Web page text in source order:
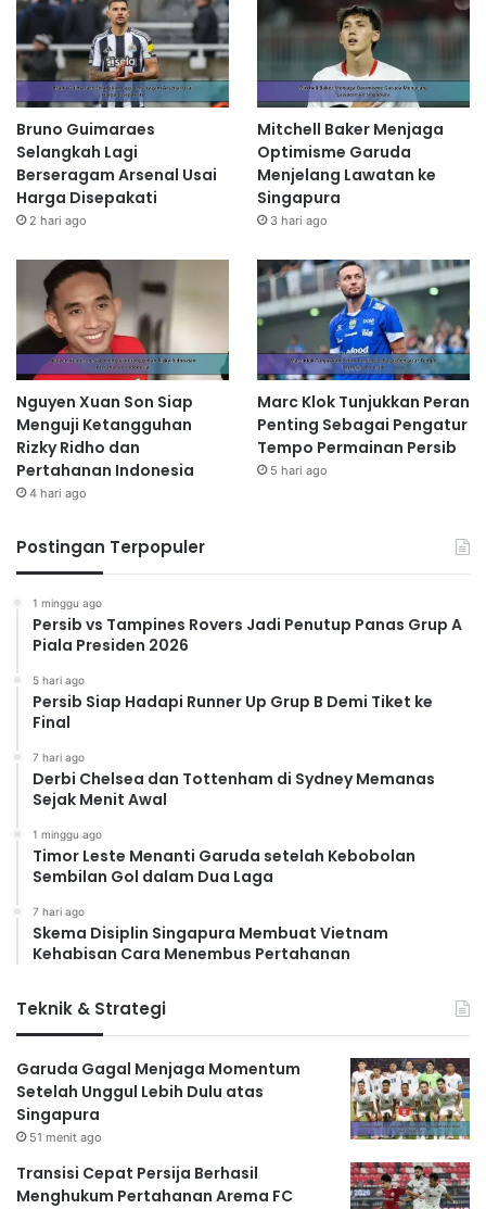
Bruno Guimaraes
Selangkah Lagi
Berseragam Arsenal Usai
Harga Disepakati
2 hari ago
Mitchell Baker Menjaga
Optimisme Garuda
Menjelang Lawatan ke
Singapura
3 hari ago
Nguyen Xuan Son Siap
Menguji Ketangguhan
Rizky Ridho dan
Pertahanan Indonesia
4 hari ago
Marc Klok Tunjukkan Peran
Penting Sebagai Pengatur
Tempo Permainan Persib
5 hari ago
Postingan Terpopuler
1 minggu ago
Persib vs Tampines Rovers Jadi Penutup Panas Grup A
Piala Presiden 2026
5 hari ago
Persib Siap Hadapi Runner Up Grup B Demi Tiket ke
Final
7 hari ago
Derbi Chelsea dan Tottenham di Sydney Memanas
Sejak Menit Awal
1 minggu ago
Timor Leste Menanti Garuda setelah Kebobolan
Sembilan Gol dalam Dua Laga
7 hari ago
Skema Disiplin Singapura Membuat Vietnam
Kehabisan Cara Menembus Pertahanan
Teknik & Strategi
Garuda Gagal Menjaga Momentum
Setelah Unggul Lebih Dulu atas
Singapura
51 menit ago
Transisi Cepat Persija Berhasil
Menghukum Pertahanan Arema FC